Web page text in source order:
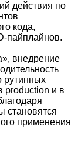
действия по
кода,
пайплайнов.
внедрение
рутинных
production и в
становятся
применения